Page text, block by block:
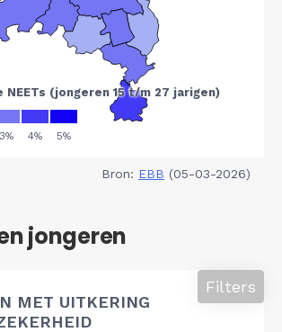
Bron: EBB (05-03-2026)
jongeren
MET UITKERING
Filters